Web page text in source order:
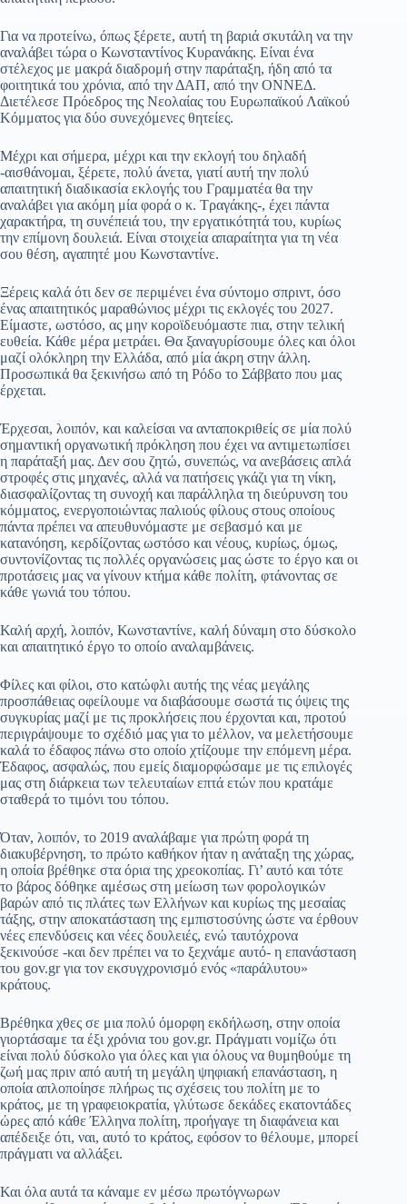
Για να προτείνω, όπως ξέρετε, αυτή τη βαριά σκυτάλη να την
αναλάβει τώρα ο Κωνσταντίνος Κυρανάκης. Είναι ένα
στέλεχος με μακρά διαδρομή στην παράταξη, ήδη από τα
φοιτητικά του χρόνια, από την ΔΑΠ, από την ΟΝΝΕΔ.
Διετέλεσε Πρόεδρος της Νεολαίας του Ευρωπαϊκού Λαϊκού
Κόμματος για δύο συνεχόμενες θητείες.
Mέχρι και σήμερα, μέχρι και την εκλογή του δηλαδή
-αισθάνομαι, ξέρετε, πολύ άνετα, γιατί αυτή την πολύ
απαιτητική διαδικασία εκλογής του Γραμματέα θα την
αναλάβει για ακόμη μία φορά ο κ. Τραγάκης-, έχει πάντα
χαρακτήρα, τη συνέπειά του, την εργατικότητά του, κυρίως
την επίμονη δουλειά. Eίναι στοιχεία απαραίτητα για τη νέα
σου θέση, αγαπητέ μου Κωνσταντίνε.
Ξέρεις καλά ότι δεν σε περιμένει ένα σύντομο σπριντ, όσο
ένας απαιτητικός μαραθώνιος μέχρι τις εκλογές του 2027.
Είμαστε, ωστόσο, ας μην κοροϊδευόμαστε πια, στην τελική
ευθεία. Κάθε μέρα μετράει. Θα ξαναγυρίσουμε όλες και όλοι
μαζί ολόκληρη την Ελλάδα, από μία άκρη στην άλλη.
Προσωπικά θα ξεκινήσω από τη Ρόδο το Σάββατο που μας
έρχεται.
Έρχεσαι, λοιπόν, και καλείσαι να ανταποκριθείς σε μία πολύ
σημαντική οργανωτική πρόκληση που έχει να αντιμετωπίσει
η παράταξή μας. Δεν σου ζητώ, συνεπώς, να ανεβάσεις απλά
στροφές στις μηχανές, αλλά να πατήσεις γκάζι για τη νίκη,
διασφαλίζοντας τη συνοχή και παράλληλα τη διεύρυνση του
κόμματος, ενεργοποιώντας παλιούς φίλους στους οποίους
πάντα πρέπει να απευθυνόμαστε με σεβασμό και με
κατανόηση, κερδίζοντας ωστόσο και νέους, κυρίως, όμως,
συντονίζοντας τις πολλές οργανώσεις μας ώστε το έργο και οι
προτάσεις μας να γίνουν κτήμα κάθε πολίτη, φτάνοντας σε
κάθε γωνιά του τόπου.
Καλή αρχή, λοιπόν, Κωνσταντίνε, καλή δύναμη στο δύσκολο
και απαιτητικό έργο το οποίο αναλαμβάνεις.
Φίλες και φίλοι, στο κατώφλι αυτής της νέας μεγάλης
προσπάθειας οφείλουμε να διαβάσουμε σωστά τις όψεις της
συγκυρίας μαζί με τις προκλήσεις που έρχονται και, προτού
περιγράψουμε το σχέδιό μας για το μέλλον, να μελετήσουμε
καλά το έδαφος πάνω στο οποίο χτίζουμε την επόμενη μέρα.
Έδαφος, ασφαλώς, που εμείς διαμορφώσαμε με τις επιλογές
μας στη διάρκεια των τελευταίων επτά ετών που κρατάμε
σταθερά το τιμόνι του τόπου.
Όταν, λοιπόν, το 2019 αναλάβαμε για πρώτη φορά τη
διακυβέρνηση, το πρώτο καθήκον ήταν η ανάταξη της χώρας,
η οποία βρέθηκε στα όρια της χρεοκοπίας. Γι’ αυτό και τότε
το βάρος δόθηκε αμέσως στη μείωση των φορολογικών
βαρών από τις πλάτες των Ελλήνων και κυρίως της μεσαίας
τάξης, στην αποκατάσταση της εμπιστοσύνης ώστε να έρθουν
νέες επενδύσεις και νέες δουλειές, ενώ ταυτόχρονα
ξεκινούσε -και δεν πρέπει να το ξεχνάμε αυτό- η επανάσταση
του gov.gr για τον εκσυγχρονισμό ενός «παράλυτου»
κράτους.
Βρέθηκα χθες σε μια πολύ όμορφη εκδήλωση, στην οποία
γιορτάσαμε τα έξι χρόνια του gov.gr. Πράγματι νομίζω ότι
είναι πολύ δύσκολο για όλες και για όλους να θυμηθούμε τη
ζωή μας πριν από αυτή τη μεγάλη ψηφιακή επανάσταση, η
οποία απλοποίησε πλήρως τις σχέσεις του πολίτη με το
κράτος, με τη γραφειοκρατία, γλύτωσε δεκάδες εκατοντάδες
ώρες από κάθε Έλληνα πολίτη, προήγαγε τη διαφάνεια και
απέδειξε ότι, ναι, αυτό το κράτος, εφόσον το θέλουμε, μπορεί
πράγματι να αλλάξει.
Και όλα αυτά τα κάναμε εν μέσω πρωτόγνωρων